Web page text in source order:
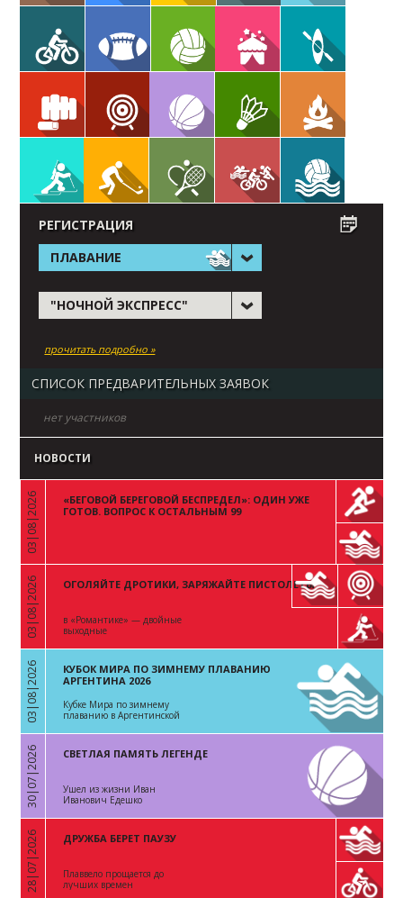
РЕГИСТРАЦИЯ
ПЛАВАНИЕ
"НОЧНОЙ ЭКСПРЕСС"
прочитать подробно »
СПИСОК ПРЕДВАРИТЕЛЬНЫХ ЗАЯВОК
нет участников
НОВОСТИ
«
03|08|2026
«БЕГОВОЙ БЕРЕГОВОЙ БЕСПРЕДЕЛ»: ОДИН УЖЕ
ГОТОВ. ВОПРОС К ОСТАЛЬНЫМ 99
«
03|08|2026 ОГОЛЯЙТЕ ДРОТИКИ, ЗАРЯЖАЙТЕ ПИСТОЛЕТЫ
в «Романтике» — двойные
выходные
«
03|08|2026
КУБОК МИРА ПО ЗИМНЕМУ ПЛАВАНИЮ
АРГЕНТИНА 2026
Кубке Мира по зимнему
плаванию в Аргентинской
«
30|07|2026 СВЕТЛАЯ ПАМЯТЬ ЛЕГЕНДЕ
Ушел из жизни Иван
Иванович Едешко
«
28|07|2026 ДРУЖБА БЕРЕТ ПАУЗУ
Плаввело прощается до
лучших времен